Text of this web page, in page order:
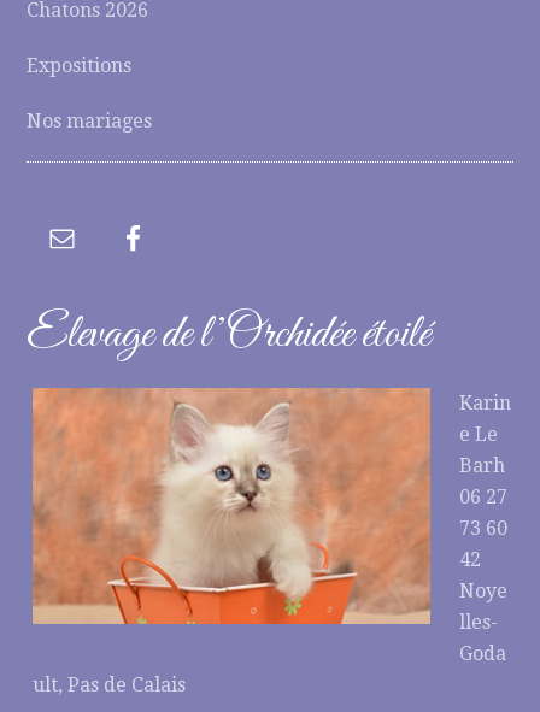
Chatons 2026
Expositions
Nos mariages
Elevage de l’Orchidée étoilé
Karin
e Le
Barh
06 27
73 60
42
Noye
lles-
Goda
ult, Pas de Calais